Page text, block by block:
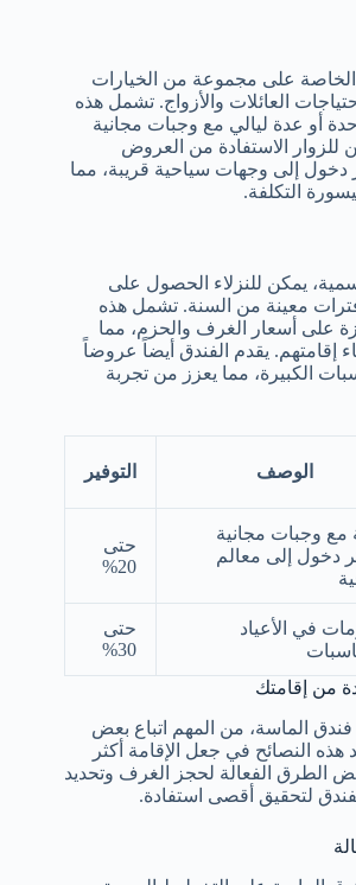
على مجموعة من الخيارات
العائلات والأزواج. تشمل هذه
أو عدة ليالي مع وجبات مجانية
الاستفادة من العروض
دخول إلى وجهات سياحية قريبة، مما
التكلفة.
يمكن للنزلاء الحصول على
معينة من السنة. تشمل هذه
على أسعار الغرف والحزم، مما
إقامتهم. يقدم الفندق أيضاً عروضاً
الكبيرة، مما يعزز من تجربة
الوصف التوفير
مع وجبات مجانية
دخول إلى معالم
حتى
20%
في الأعياد
حتى
30%
من إقامتك
الماسة، من المهم اتباع بعض
هذه النصائح في جعل الإقامة أكثر
الطرق الفعالة لحجز الغرف وتحديد
لتحقيق أقصى استفادة.